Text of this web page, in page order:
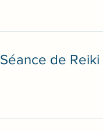
Séance de Reiki